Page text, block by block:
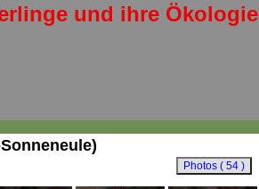
und ihre Ökologie